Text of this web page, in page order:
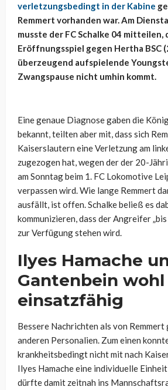
verletzungsbedingt in der Kabine
Remmert vorhanden war. Am
musste der FC Schalke 04 mitteilen,
Eröffnungsspiel gegen Hertha BSC
überzeugend aufspielende
Zwangspause nicht umhin kommt.
Eine genaue Diagnose gaben die
bekannt, teilten aber mit, dass sich
Kaiserslautern eine Verletzung am
zugezogen hat, wegen der der 20-
am Sonntag beim 1. FC Lokomotive
verpassen wird. Wie lange Remmert
ausfällt, ist offen. Schalke beließ es
kommunizieren, dass der Angreifer
zur Verfügung stehen wird.
Ilyes Hamache
Gantenbein wohl
einsatzfähig
Bessere Nachrichten als von Remmert
anderen Personalien. Zum einen
krankheitsbedingt nicht mit nach
Ilyes Hamache eine individuelle
dürfte damit zeitnah ins